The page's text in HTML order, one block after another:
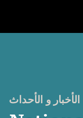
الأخبار و الأحداث